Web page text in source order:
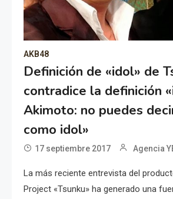
AKB48
Definición de «idol» de
contradice la definición
Akimoto: no puedes
como idol»
17 septiembre 2017 Agencia
La más reciente entrevista del
Project «Tsunku» ha generado una